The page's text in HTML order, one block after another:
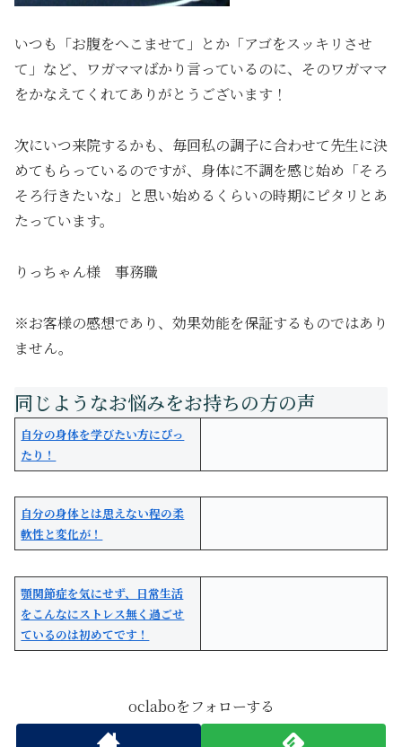
いつも「お腹をへこませて」とか「アゴをスッキリさせ
て」など、ワガママばかり言っているのに、そのワガママ
をかなえてくれてありがとうございます！
次にいつ来院するかも、毎回私の調子に合わせて先生に決
めてもらっているのですが、身体に不調を感じ始め「そろ
そろ行きたいな」と思い始めるくらいの時期にピタリとあ
たっています。
りっちゃん様 事務職
※お客様の感想であり、効果効能を保証するものではあり
ません。
自分の身体を学びたい方にぴっ
たり！
自分の身体とは思えない程の柔
軟性と変化が！
顎関節症を気にせず、日常生活
をこんなにストレス無く過ごせ
ているのは初めてです！
oclaboをフォローする